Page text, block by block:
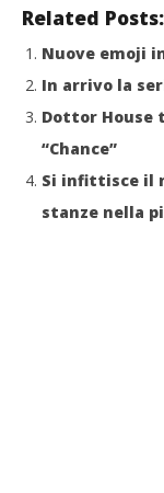
Related Posts:
Nuove emoji
In arrivo la
Dottor House
“Chance”
Si infittisce il
stanze nella